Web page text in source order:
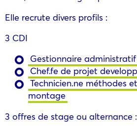
Elle recrute divers profils :
3 CDI
Gestionnaire
Chef.fe de projet
Technicien.ne méthodes
montage
3 offres de stage ou alternance :